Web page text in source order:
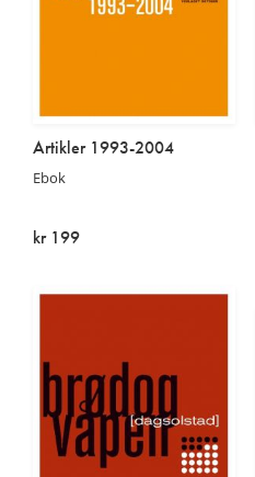
Artikler 1993-2004
Ebok
kr 199